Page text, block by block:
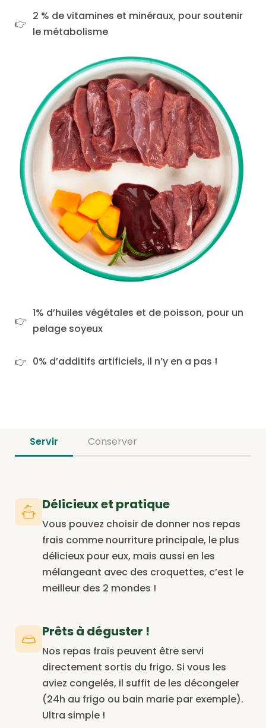
2 % de vitamines et minéraux, pour soutenir
le métabolisme
1% d’huiles végétales et de poisson, pour un
pelage soyeux
0% d’additifs artificiels, il n’y en a pas !
Servir Conserver
Délicieux et pratique
Vous pouvez choisir de donner nos repas
frais comme nourriture principale, le plus
délicieux pour eux, mais aussi en les
mélangeant avec des croquettes, c’est le
meilleur des 2 mondes !
Prêts à déguster !
Nos repas frais peuvent être servi
directement sortis du frigo. Si vous les
aviez congelés, il suffit de les décongeler
(24h au frigo ou bain marie par exemple).
Ultra simple !